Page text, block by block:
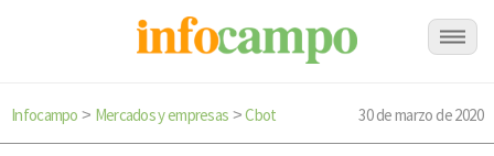
Infocampo > Mercados y empresas >Cbot 30 de marzo de 2020